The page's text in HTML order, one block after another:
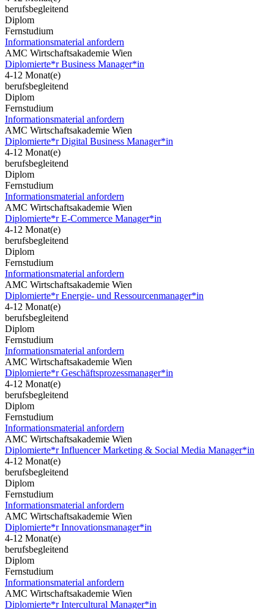
berufsbegleitend
Diplom
Fernstudium
Informationsmaterial anfordern
AMC Wirtschaftsakademie Wien
Diplomierte*r Business Manager*in
4-12 Monat(e)
berufsbegleitend
Diplom
Fernstudium
Informationsmaterial anfordern
AMC Wirtschaftsakademie Wien
Diplomierte*r Digital Business Manager*in
4-12 Monat(e)
berufsbegleitend
Diplom
Fernstudium
Informationsmaterial anfordern
AMC Wirtschaftsakademie Wien
Diplomierte*r E-Commerce Manager*in
4-12 Monat(e)
berufsbegleitend
Diplom
Fernstudium
Informationsmaterial anfordern
AMC Wirtschaftsakademie Wien
Diplomierte*r Energie- und Ressourcenmanager*in
4-12 Monat(e)
berufsbegleitend
Diplom
Fernstudium
Informationsmaterial anfordern
AMC Wirtschaftsakademie Wien
Diplomierte*r Geschäftsprozessmanager*in
4-12 Monat(e)
berufsbegleitend
Diplom
Fernstudium
Informationsmaterial anfordern
AMC Wirtschaftsakademie Wien
Diplomierte*r Influencer Marketing & Social Media Manager*in
4-12 Monat(e)
berufsbegleitend
Diplom
Fernstudium
Informationsmaterial anfordern
AMC Wirtschaftsakademie Wien
Diplomierte*r Innovationsmanager*in
4-12 Monat(e)
berufsbegleitend
Diplom
Fernstudium
Informationsmaterial anfordern
AMC Wirtschaftsakademie Wien
Diplomierte*r Intercultural Manager*in